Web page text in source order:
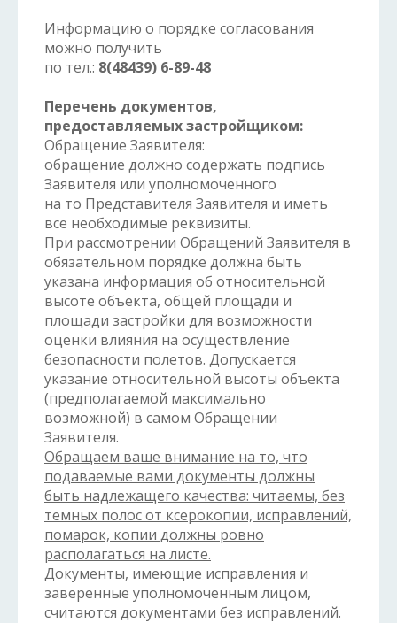
Информацию о порядке согласования
можно получить
по тел.: 8(48439) 6-89-48
Перечень документов,
предоставляемых застройщиком:
Обращение Заявителя:
обращение должно содержать подпись
Заявителя или уполномоченного
на то Представителя Заявителя и иметь
все необходимые реквизиты.
При рассмотрении Обращений Заявителя в
обязательном порядке должна быть
указана информация об относительной
высоте объекта, общей площади и
площади застройки для возможности
оценки влияния на осуществление
безопасности полетов. Допускается
указание относительной высоты объекта
(предполагаемой максимально
возможной) в самом Обращении
Заявителя.
Обращаем ваше внимание на то, что
подаваемые вами документы должны
быть надлежащего качества: читаемы, без
темных полос от ксерокопии, исправлений,
помарок, копии должны ровно
располагаться на листе.
Документы, имеющие исправления и
заверенные уполномоченным лицом,
считаются документами без исправлений.